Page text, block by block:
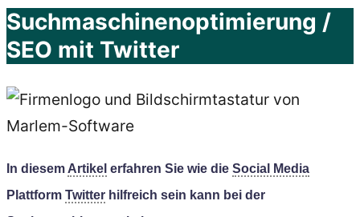
Suchmaschinenoptimierung /
SEO mit Twitter
In diesem Artikel erfahren Sie wie die Social Media
Plattform Twitter hilfreich sein kann bei der